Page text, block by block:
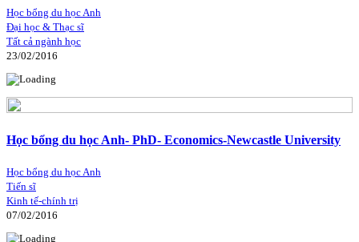
Học bổng du học Anh
Đại học & Thạc sĩ
Tất cả ngành học
23/02/2016
Học bổng du học Anh- PhD- Economics-Newcastle University
Học bổng du học Anh
Tiến sĩ
Kinh tế-chính trị
07/02/2016